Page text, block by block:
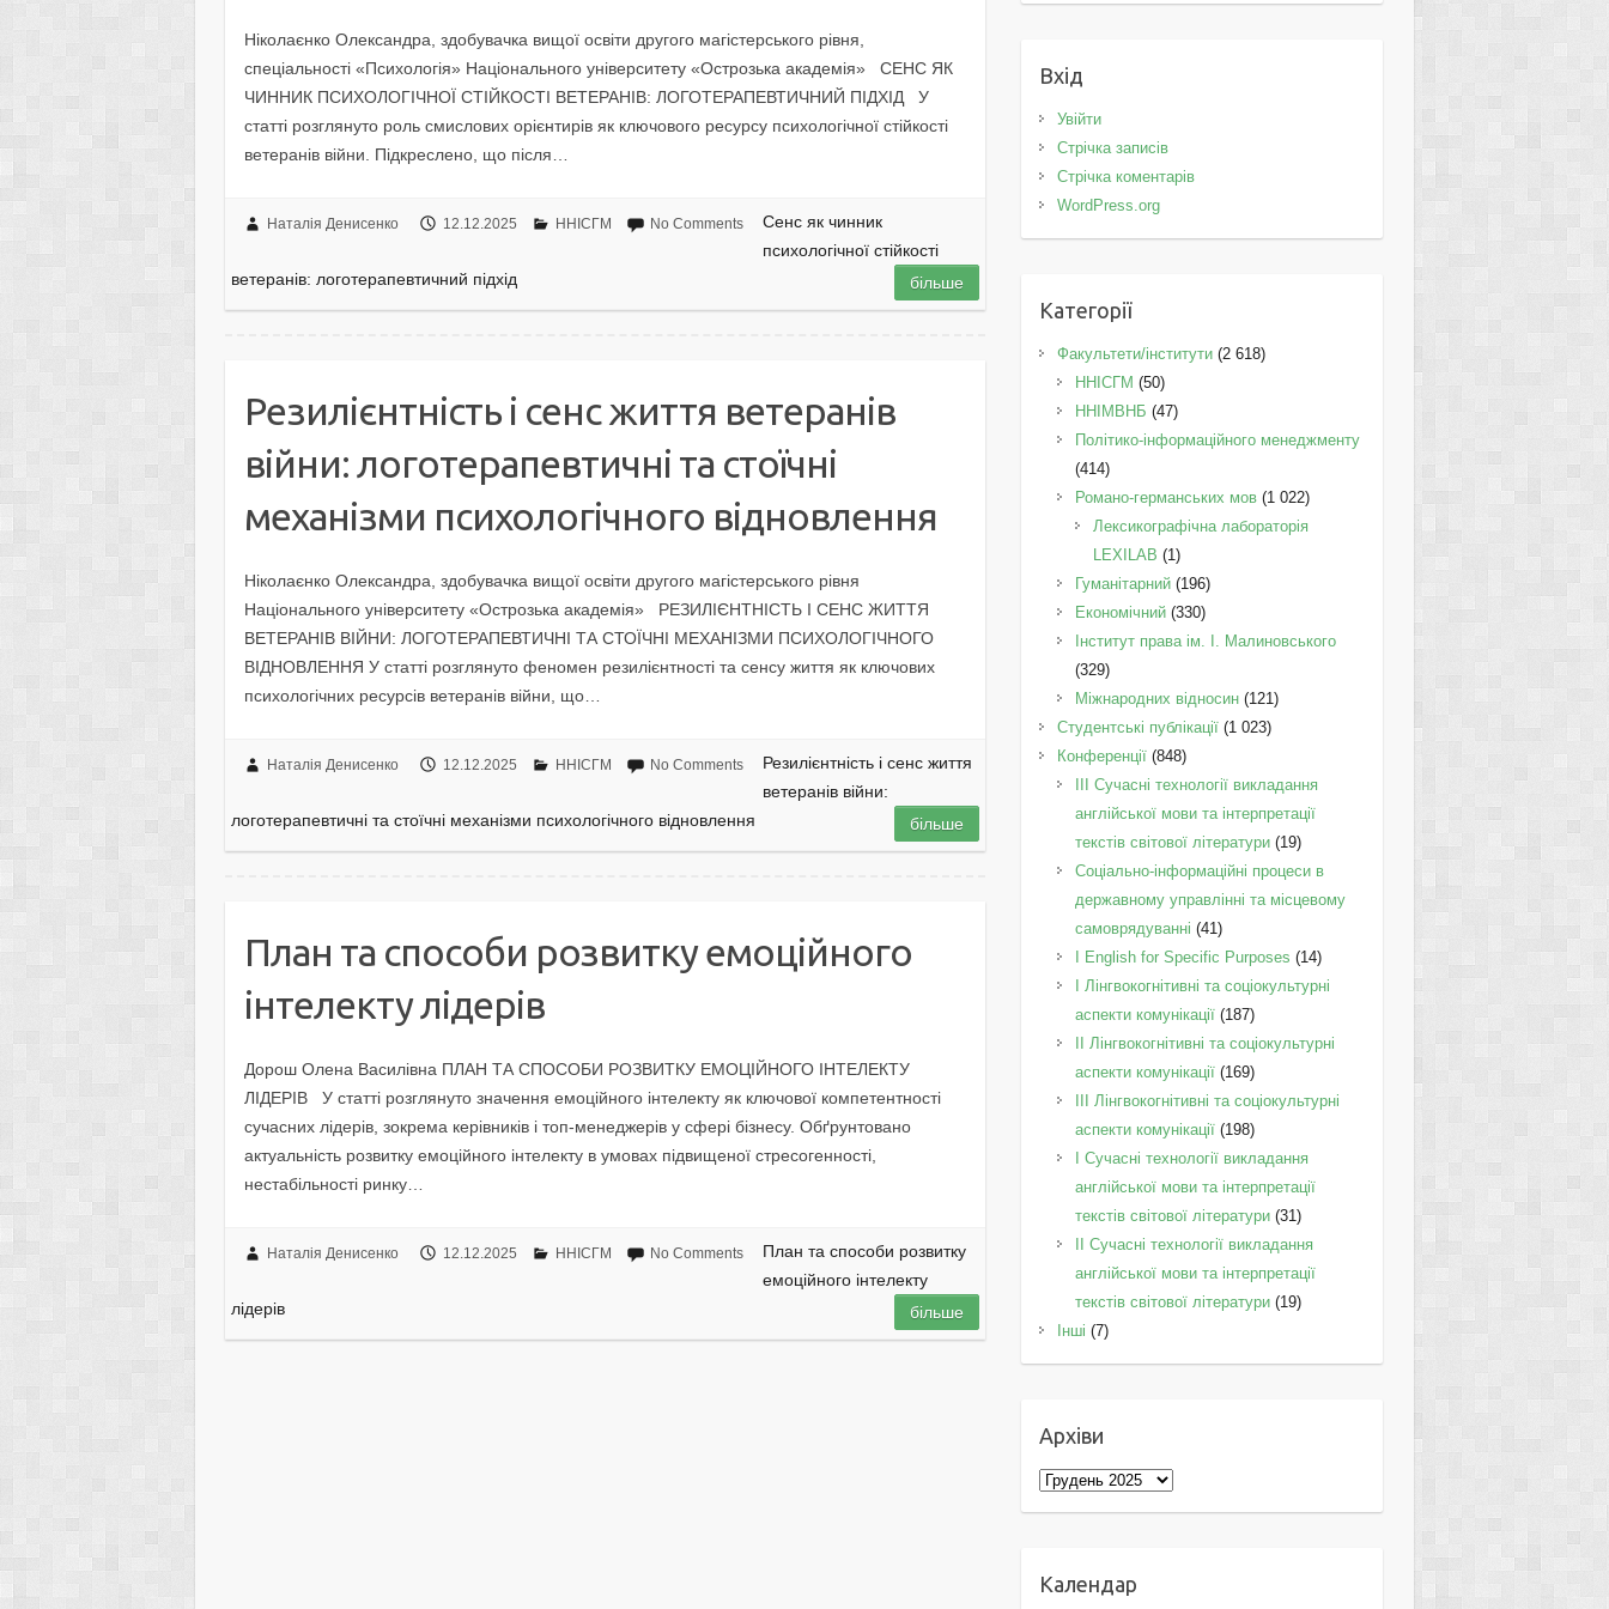
Ніколаєнко Олександра, здобувачка вищої освіти другого магістерського рівня,
спеціальності «Психологія» Національного університету «Острозька академія» СЕНС ЯК
ЧИННИК ПСИХОЛОГІЧНОЇ СТІЙКОСТІ ВЕТЕРАНІВ: ЛОГОТЕРАПЕВТИЧНИЙ ПІДХІД У
статті розглянуто роль смислових орієнтирів як ключового ресурсу психологічної стійкості
ветеранів війни. Підкреслено, що після…
Наталія Денисенко 12.12.2025 ННІСГМ No Comments
Сенс як чинник
психологічної стійкості
ветеранів: логотерапевтичний підхід
більше
Резилієнтність і сенс життя ветеранів
війни: логотерапевтичні та стоїчні
механізми психологічного відновлення
Ніколаєнко Олександра, здобувачка вищої освіти другого магістерського рівня
Національного університету «Острозька академія» РЕЗИЛІЄНТНІСТЬ І СЕНС ЖИТТЯ
ВЕТЕРАНІВ ВІЙНИ: ЛОГОТЕРАПЕВТИЧНІ ТА СТОЇЧНІ МЕХАНІЗМИ ПСИХОЛОГІЧНОГО
ВІДНОВЛЕННЯ У статті розглянуто феномен резилієнтності та сенсу життя як ключових
психологічних ресурсів ветеранів війни, що…
Наталія Денисенко 12.12.2025 ННІСГМ No Comments
Резилієнтність і сенс життя
ветеранів війни:
логотерапевтичні та стоїчні механізми психологічного відновлення
більше
План та способи розвитку емоційного
інтелекту лідерів
Дорош Олена Василівна ПЛАН ТА СПОСОБИ РОЗВИТКУ ЕМОЦІЙНОГО ІНТЕЛЕКТУ
ЛІДЕРІВ У статті розглянуто значення емоційного інтелекту як ключової компетентності
сучасних лідерів, зокрема керівників і топ-менеджерів у сфері бізнесу. Обґрунтовано
актуальність розвитку емоційного інтелекту в умовах підвищеної стресогенності,
нестабільності ринку…
Наталія Денисенко 12.12.2025 ННІСГМ No Comments
План та способи розвитку
емоційного інтелекту
лідерів
більше
Вхід
Увійти
Стрічка записів
Стрічка коментарів
WordPress.org
Категорії
Факультети/інститути(2 618)
ННІСГМ (50)
ННІМВНБ (47)
Політико-інформаційного менеджменту
(414)
Романо-германських мов(1 022)
Лексикографічна лабораторія
LEXILAB (1)
Гуманітарний(196)
Економічний(330)
Інститут права ім. І. Малиновського
(329)
Міжнародних відносин(121)
Студентські публікації(1 023)
Конференції(848)
III Сучасні технології викладання
англійської мови та інтерпретації
текстів світової літератури(19)
Соціально-інформаційні процеси в
державному управлінні та місцевому
самоврядуванні (41)
І English for Specific Purposes (14)
I Лінгвокогнітивні та соціокультурні
аспекти комунікації(187)
IІ Лінгвокогнітивні та соціокультурні
аспекти комунікації(169)
IІI Лінгвокогнітивні та соціокультурні
аспекти комунікації(198)
I Cучасні технології викладання
англійської мови та інтерпретації
текстів світової літератури(31)
II Cучасні технології викладання
англійської мови та інтерпретації
текстів світової літератури(19)
Інші (7)
Архіви
Архіви
Календар